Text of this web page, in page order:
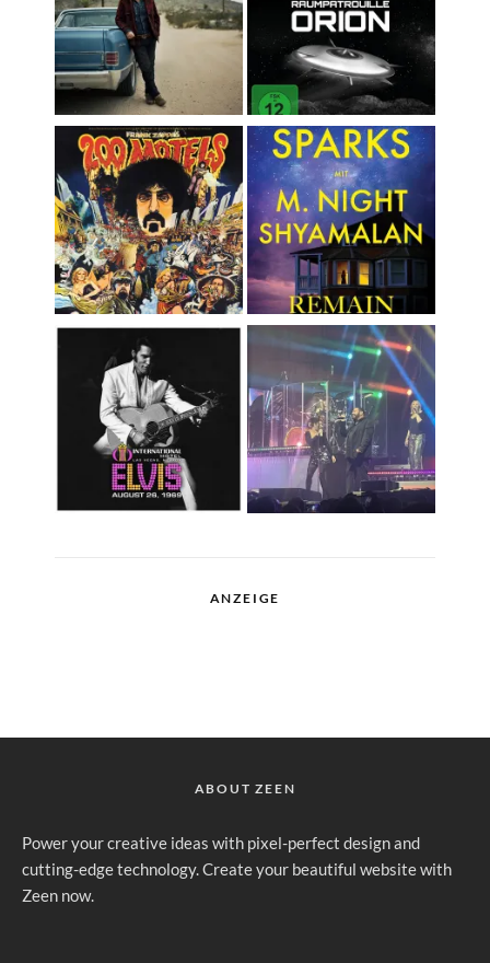
ANZEIGE
ABOUT ZEEN
Power your creative ideas with pixel-perfect design and
cutting-edge technology. Create your beautiful website with
Zeen now.